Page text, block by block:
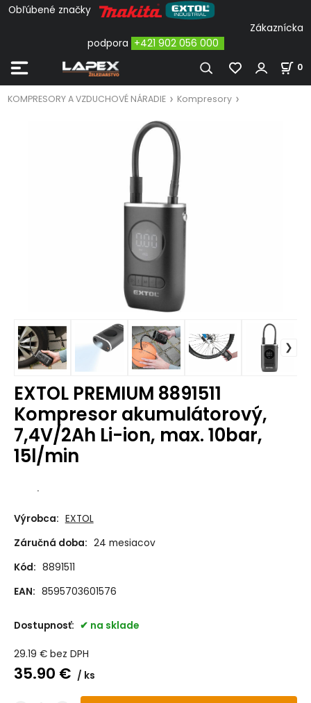
Obľúbené značky
Zákaznícka
podpora +421 902 056 000
0
KOMPRESORY A VZDUCHOVÉ NÁRADIE Kompresory
EXTOL PREMIUM 8891511
Kompresor akumulátorový,
7,4V/2Ah Li-ion, max. 10bar,
15l/min
.
Výrobca: EXTOL
Záručná doba: 24 mesiacov
Kód: 8891511
EAN: 8595703601576
Dostupnosť: na sklade
29.19 € bez DPH
35.90 € ks